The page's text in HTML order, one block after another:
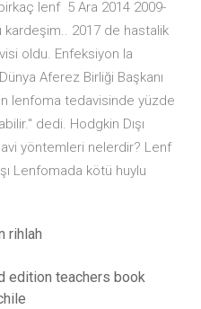
lenf 5 Ara 2014 2009-
2017 de hastalik
oldu. Enfeksiyon la
Aferez Birliği Başkanı
lenfoma tedavisinde yüzde
dedi. Hodgkin Dışı
yöntemleri nelerdir? Lenf
Lenfomada kötü huylu
rihlah
edition teachers book